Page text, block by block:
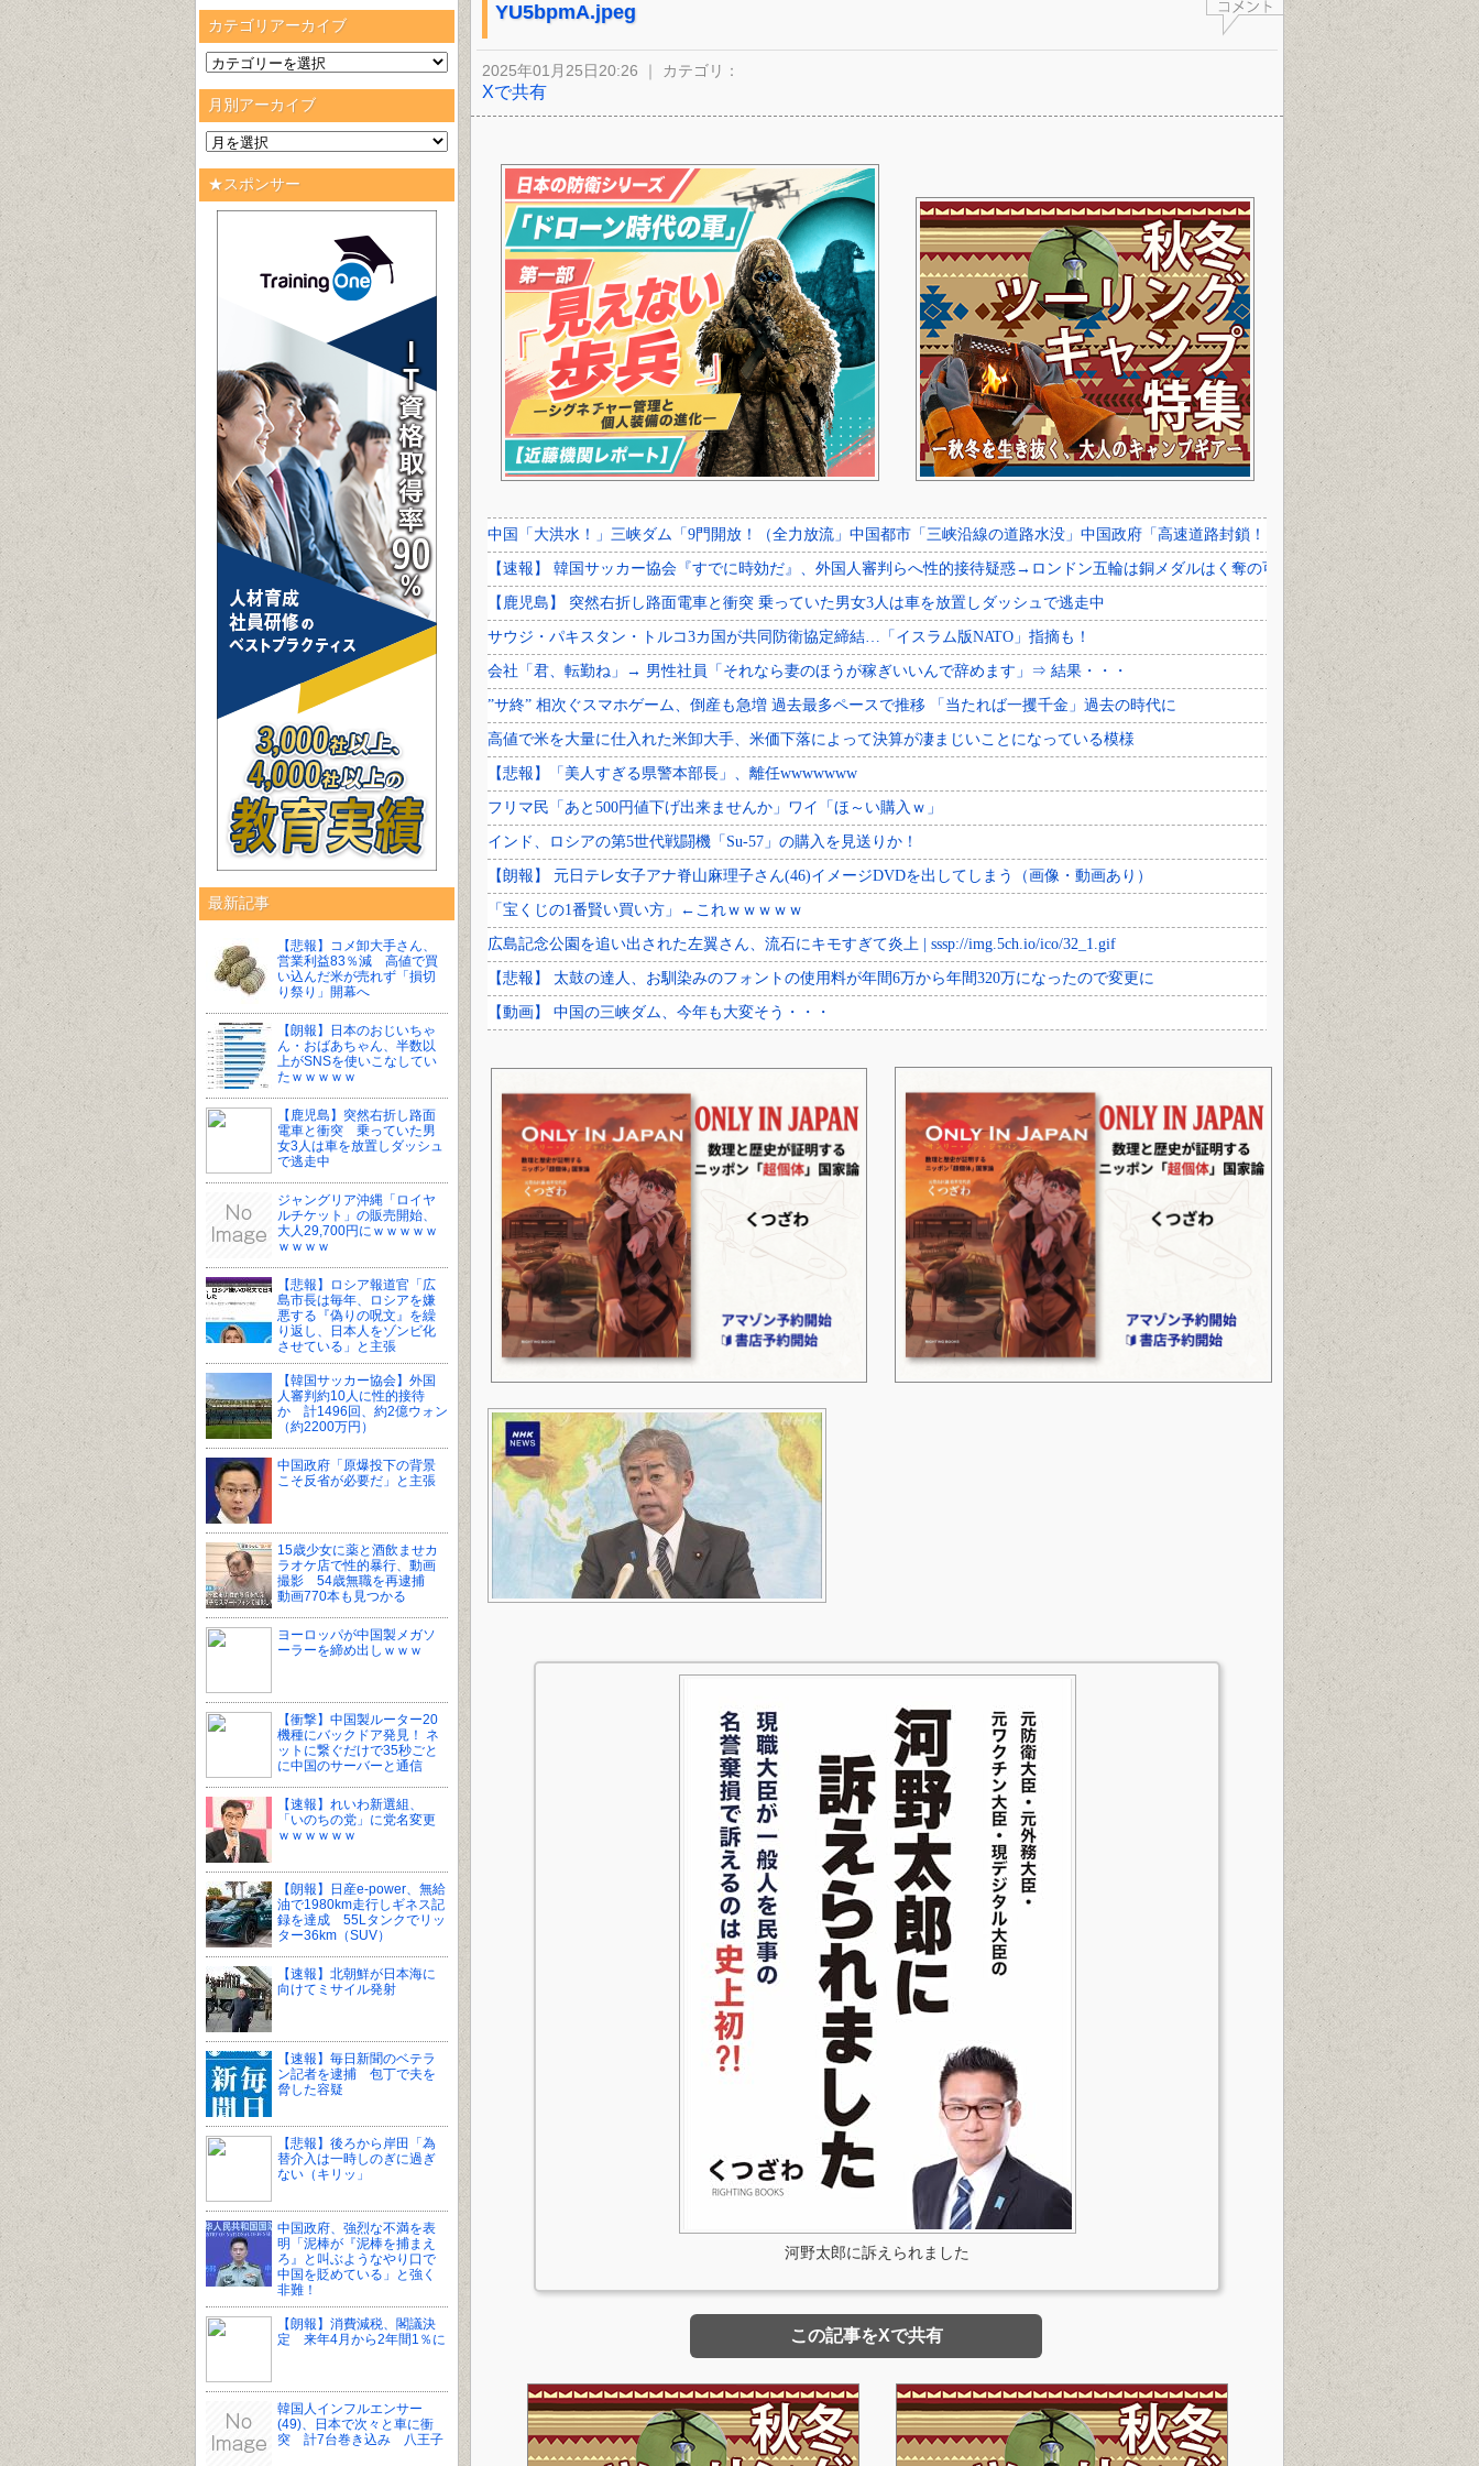
カテゴリアーカイブ
月別アーカイブ
★スポンサー
最新記事
【悲報】コメ卸大手さん、
営業利益83％減 高値で買
い込んだ米が売れず「損切
り祭り」開幕へ
【朗報】日本のおじいちゃ
ん・おばあちゃん、半数以
上がSNSを使いこなしてい
たｗｗｗｗｗ
【鹿児島】突然右折し路面
電車と衝突 乗っていた男
女3人は車を放置しダッシュ
で逃走中
ジャングリア沖縄「ロイヤ
ルチケット」の販売開始、
大人29,700円にｗｗｗｗｗ
ｗｗｗｗ
【悲報】ロシア報道官「広
島市長は毎年、ロシアを嫌
悪する『偽りの呪文』を繰
り返し、日本人をゾンビ化
させている」と主張
【韓国サッカー協会】外国
人審判約10人に性的接待
か 計1496回、約2億ウォン
（約2200万円）
中国政府「原爆投下の背景
こそ反省が必要だ」と主張
15歳少女に薬と酒飲ませカ
ラオケ店で性的暴行、動画
撮影 54歳無職を再逮捕
動画770本も見つかる
ヨーロッパが中国製メガソ
ーラーを締め出しｗｗｗ
【衝撃】中国製ルーター20
機種にバックドア発見！ ネ
ットに繋ぐだけで35秒ごと
に中国のサーバーと通信
【速報】れいわ新選組、
「いのちの党」に党名変更
ｗｗｗｗｗｗ
【朗報】日産e-power、無給
油で1980km走行しギネス記
録を達成 55Lタンクでリッ
ター36km（SUV）
【速報】北朝鮮が日本海に
向けてミサイル発射
【速報】毎日新聞のベテラ
ン記者を逮捕 包丁で夫を
脅した容疑
【悲報】後ろから岸田「為
替介入は一時しのぎに過ぎ
ない（キリッ」
中国政府、強烈な不満を表
明「泥棒が『泥棒を捕まえ
ろ』と叫ぶようなやり口で
中国を貶めている」と強く
非難！
【朗報】消費減税、閣議決
定 来年4月から2年間1％に
韓国人インフルエンサー
(49)、日本で次々と車に衝
突 計7台巻き込み 八王子
YU5bpmA.jpeg
2025年01月25日20:26 ｜ カテゴリ：
Xで共有
河野太郎に訴えられました
この記事をXで共有